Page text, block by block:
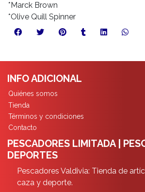
*Marck Brown
*Olive Quill Spinner
INFO ADICIONAL
Quiénes somos
Tienda
Términos y condiciones
Contacto
PESCADORES LIMITADA |
DEPORTES
Pescadores Valdivia: Tienda de
caza y deporte.